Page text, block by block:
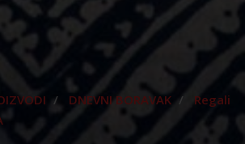
DNEVNI BORAVAK
Regali